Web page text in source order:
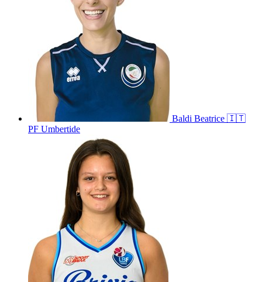
Baldi Beatrice 🇮🇹
PF Umbertide